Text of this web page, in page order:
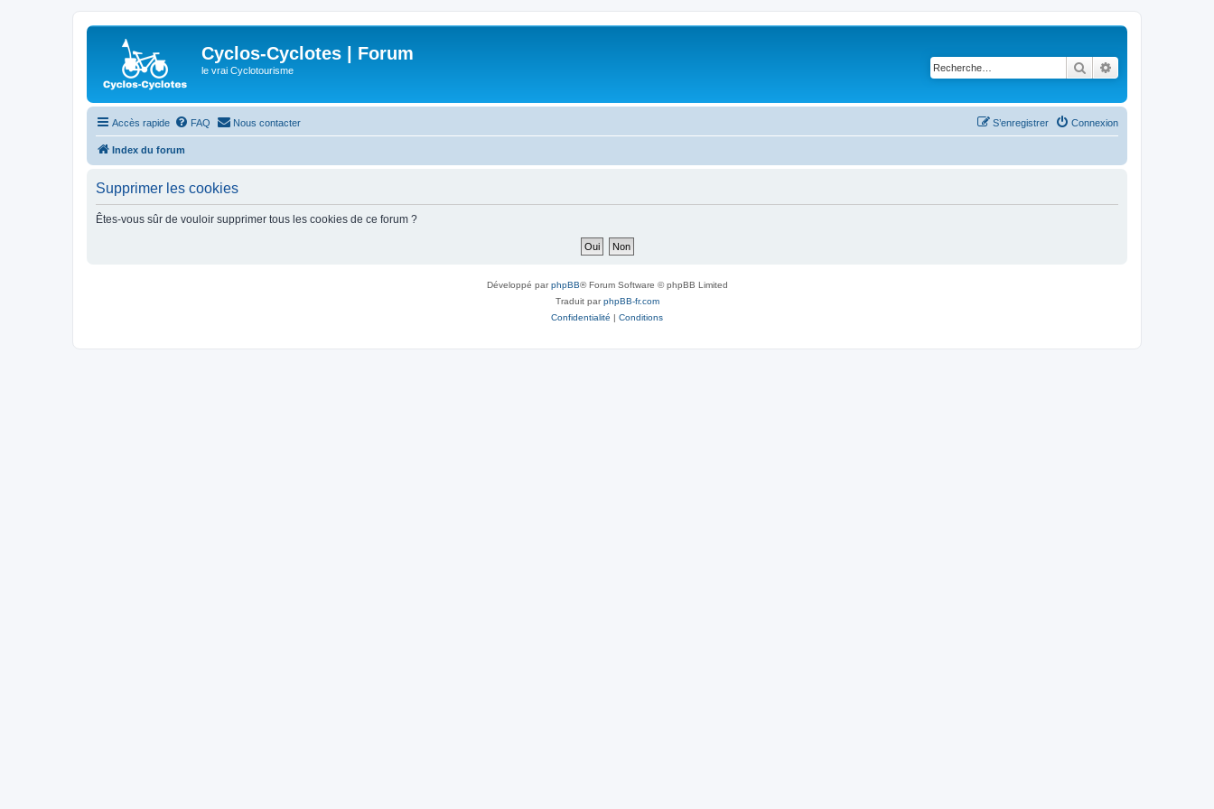
Cyclos-Cyclotes | Forum
le vrai Cyclotourisme Rechercher
Accès rapide FAQ Nous contacter Connexion
S’enregistrer
Index du forum
Supprimer les cookies
Êtes-vous sûr de vouloir supprimer tous les cookies de ce forum ?
Développé parphpBB® Forum Software © phpBB Limited
Traduit parphpBB-fr.com
Confidentialité | Conditions